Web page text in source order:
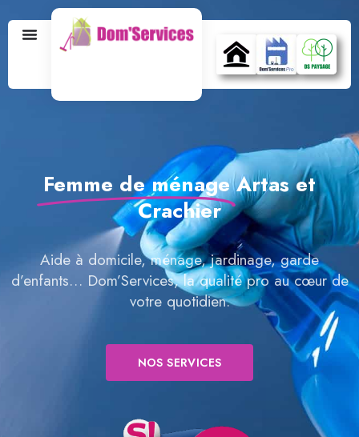
Femme de ménage Artas et
Crachier
Aide à domicile, ménage, jardinage, garde
d’enfants… Dom’Services, la qualité pro au cœur de
votre quotidien.
NOS SERVICES